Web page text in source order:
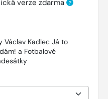
verze zdarma ?
Václav Kadlec Já to
a Fotbalové